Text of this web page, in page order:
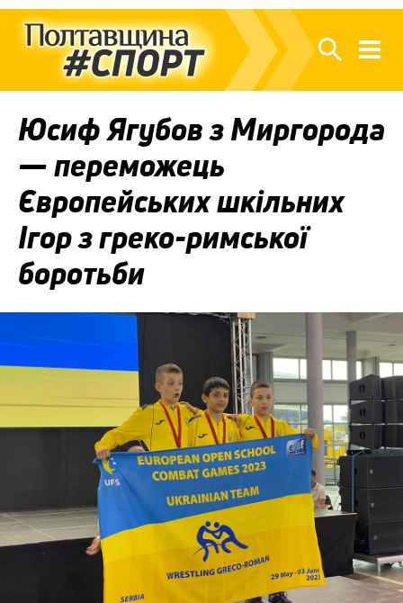
Юсиф Ягубов з Миргорода
— переможець
Європейських шкільних
Ігор з греко-римської
боротьби